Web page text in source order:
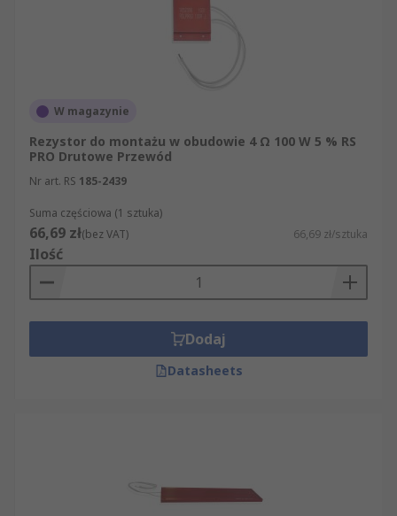
W magazynie
Rezystor do montażu w obudowie 4 Ω 100 W 5 % RS
PRO Drutowe Przewód
Nr art. RS 185-2439
Suma częściowa (1 sztuka)
66,69 zł(bez VAT) 66,69 zł/sztuka
Ilość
Dodaj
Datasheets